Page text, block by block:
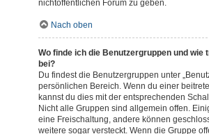
nichtöffentlichen Forum zu geben.
Nach oben
Wo finde ich die Benutzergruppen und wie
bei?
Du findest die Benutzergruppen unter
persönlichen Bereich. Wenn du einer
kannst du dies mit der entsprechenden
Nicht alle Gruppen sind allgemein offen.
eine Freischaltung, andere können
weitere sogar versteckt. Wenn die Gruppe